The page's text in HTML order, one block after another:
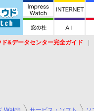
ド&データセンター完全ガイド